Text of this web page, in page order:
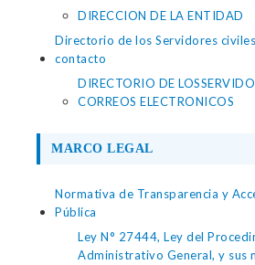
DIRECCION DE LA ENTIDAD
Directorio de los Servidores
contacto
DIRECTORIO DE
CORREOS ELECTRONICOS
MARCO LEGAL
Normativa de Transparencia y
Pública
Ley N° 27444, Ley del
Administrativo General, y sus